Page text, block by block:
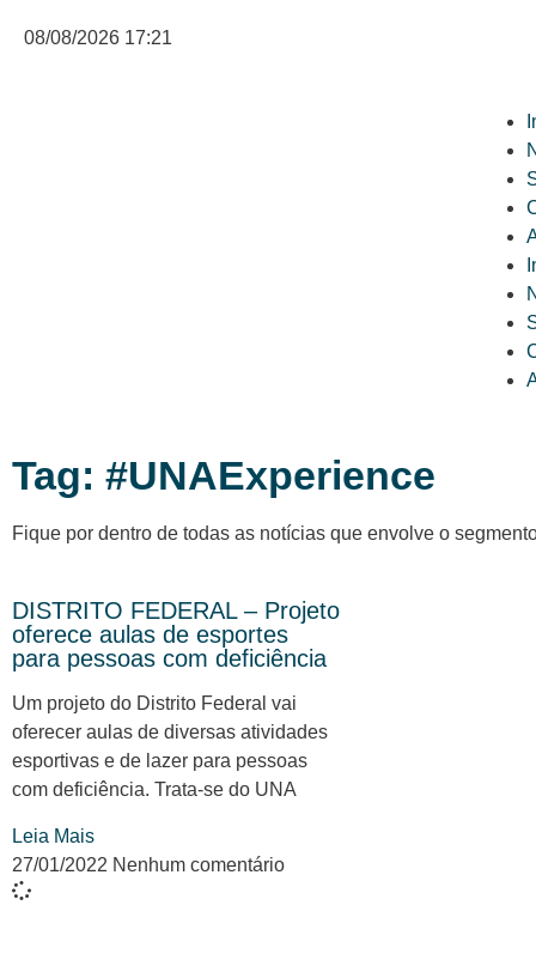
08/08/2026 17:21
Tag: #UNAExperience
Fique por dentro de todas as notícias que envolve o
DISTRITO FEDERAL – Projeto
oferece aulas de esportes
para pessoas com deficiência
Um projeto do Distrito Federal vai
oferecer aulas de diversas atividades
esportivas e de lazer para pessoas
com deficiência. Trata-se do UNA
Leia Mais
27/01/2022 Nenhum comentário